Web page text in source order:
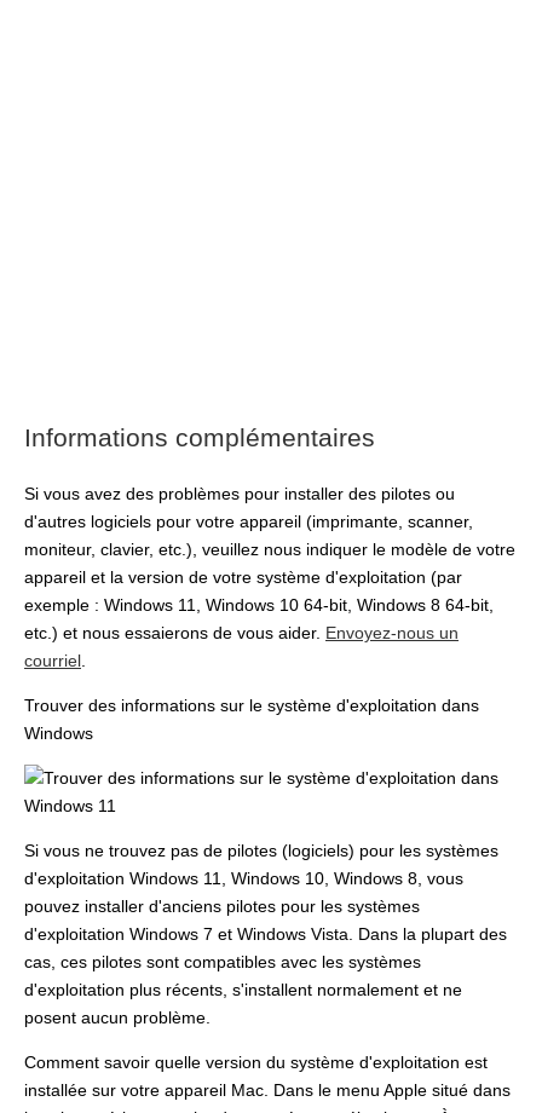
Informations complémentaires
Si vous avez des problèmes pour installer des pilotes ou
d'autres logiciels pour votre appareil (imprimante, scanner,
moniteur, clavier, etc.), veuillez nous indiquer le modèle de votre
appareil et la version de votre système d'exploitation (par
exemple : Windows 11, Windows 10 64-bit, Windows 8 64-bit,
etc.) et nous essaierons de vous aider. Envoyez-nous un
courriel
Trouver des informations sur le système d'exploitation dans
Windows
Si vous ne trouvez pas de pilotes (logiciels) pour les systèmes
d'exploitation Windows 11, Windows 10, Windows 8, vous
pouvez installer d'anciens pilotes pour les systèmes
d'exploitation Windows 7 et Windows Vista. Dans la plupart des
cas, ces pilotes sont compatibles avec les systèmes
d'exploitation plus récents, s'installent normalement et ne
posent aucun problème.
Comment savoir quelle version du système d'exploitation est
installée sur votre appareil Mac. Dans le menu Apple situé dans